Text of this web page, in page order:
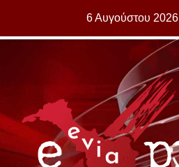
6 Αυγούστου 2026